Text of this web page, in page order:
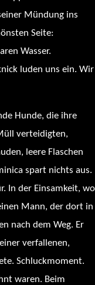
Mündung ins
Seite:
Wasser.
luden uns ein. Wir
Hunde, die ihre
verteidigten,
leere Flaschen
spart nichts aus.
In der Einsamkeit, wo
Mann, der dort in
nach dem Weg. Er
verfallenen,
Schluckmoment.
waren. Beim